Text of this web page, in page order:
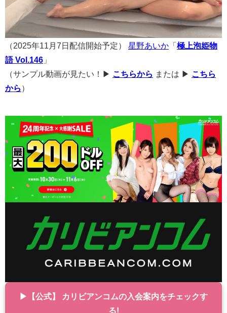
（2025年11月7日配信開始予定） 星野あいか 「極上泡姫物
語 Vol.146 」
（サンプル動画が見たい！▶ こちらから または ▶ こちら
から ）
▶【公式】 カリビアンコムの入会案内をチェックす
る!